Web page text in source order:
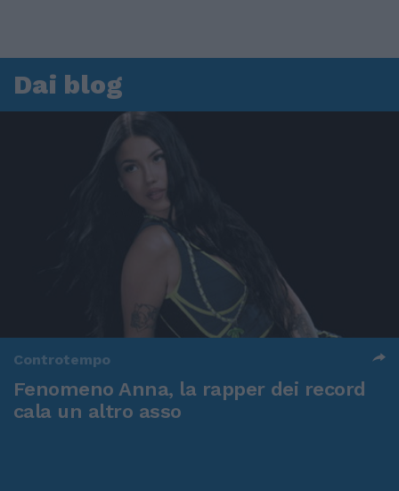
Dai blog
Controtempo
Fenomeno Anna, la rapper dei record
cala un altro asso